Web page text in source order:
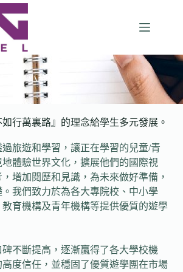
小苗飛翔
行萬裏路』的理念給學生多元發展。
旅遊和學習，讓正在學習的兒童/青
體驗世界文化，擴展他們的國際視
增加閱歷和見識，為未來做好準備，
我們致力於為各大專院校、中小學
育機構及青年機構等提供優質的遊學
不斷提高，逐漸贏得了各大學校機
度信任，並穩固了優質遊學團在市場